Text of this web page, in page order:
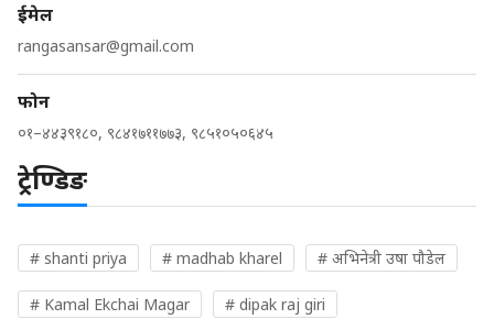
ईमेल
rangasansar@gmail.com
फोन
०१–४४३९१८०, ९८४१७११७७३, ९८५१०५०६४५
ट्रेण्डिङ
# shanti priya # madhab kharel # अभिनेत्री उषा पौडेल
# Kamal Ekchai Magar # dipak raj giri